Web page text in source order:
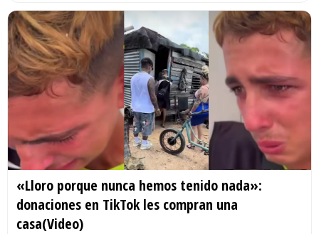
«Lloro porque nunca hemos tenido nada»:
donaciones en TikTok les compran una
casa(Video)